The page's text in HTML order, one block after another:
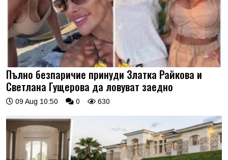
Пълно безпаричие принуди Златка Райкова и
Светлана Гущерова да ловуват заедно
09 Aug 10:50 0 630